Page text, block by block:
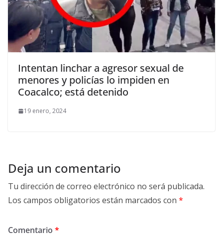
Intentan linchar a agresor sexual de
menores y policías lo impiden en
Coacalco; está detenido
19 enero, 2024
Deja un comentario
Tu dirección de correo electrónico no será publicada.
Los campos obligatorios están marcados con *
Comentario *